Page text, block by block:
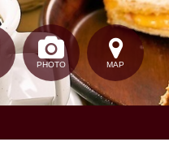
PHOTO MAP